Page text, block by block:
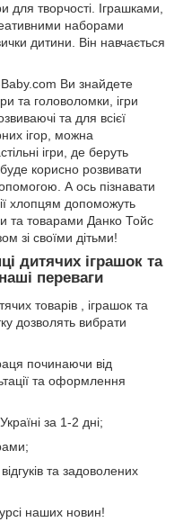
для творчості. Іграшками,
наборами
дитини. Він навчається
Baby.com Ви знайдете
та головоломки, ігри
та для всієї
ігор, можна
ігри, де беруть
корисно розвивати
А ось пізнавати
хлопцям допоможуть
та товарами Данко Тойс
зі своїми дітьми!
дитячих іграшок та
переваги
товарів , іграшок та
дозволять вибрати
починаючи від
та оформлення
за 1-2 дні;
та задоволених
наших новин!